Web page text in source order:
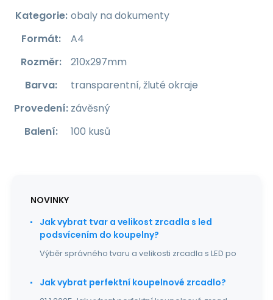
Kategorie: obaly na dokumenty
Formát:
A4
Rozměr:
210x297mm
Barva:
transparentní, žluté okraje
Provedení: závěsný
Balení: 100 kusů
NOVINKY
Jak vybrat tvar a velikost zrcadla s led
podsvícením do koupelny?
Výběr správného tvaru a velikosti zrcadla s LED po
Jak vybrat perfektní koupelnové zrcadlo?